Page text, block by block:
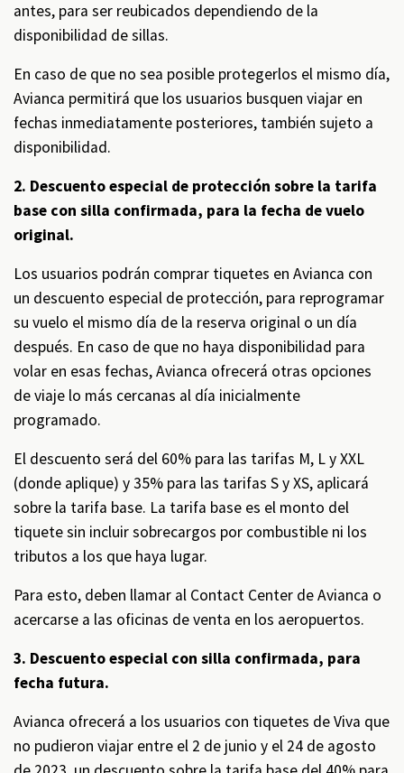
antes, para ser reubicados dependiendo de la
disponibilidad de sillas.
En caso de que no sea posible protegerlos el mismo día,
Avianca permitirá que los usuarios busquen viajar en
fechas inmediatamente posteriores, también sujeto a
disponibilidad.
2. Descuento especial de protección sobre la tarifa
base con silla confirmada, para la fecha de vuelo
original.
Los usuarios podrán comprar tiquetes en Avianca con
un descuento especial de protección, para reprogramar
su vuelo el mismo día de la reserva original o un día
después. En caso de que no haya disponibilidad para
volar en esas fechas, Avianca ofrecerá otras opciones
de viaje lo más cercanas al día inicialmente
programado.
El descuento será del 60% para las tarifas M, L y XXL
(donde aplique) y 35% para las tarifas S y XS, aplicará
sobre la tarifa base. La tarifa base es el monto del
tiquete sin incluir sobrecargos por combustible ni los
tributos a los que haya lugar.
Para esto, deben llamar al Contact Center de Avianca o
acercarse a las oficinas de venta en los aeropuertos.
3. Descuento especial con silla confirmada, para
fecha futura.
Avianca ofrecerá a los usuarios con tiquetes de Viva que
no pudieron viajar entre el 2 de junio y el 24 de agosto